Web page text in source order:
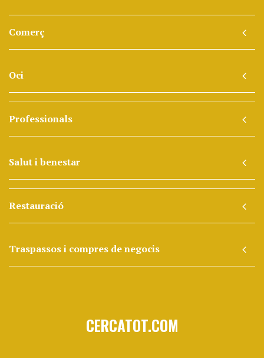
Comerç
Oci
Professionals
Salut i benestar
Restauració
Traspassos i compres de negocis
CERCATOT.COM